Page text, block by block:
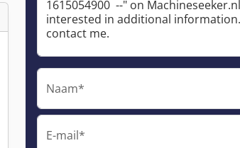
Naam*
E-mail*